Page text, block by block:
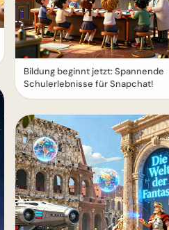
Bildung beginnt jetzt: Spannende
Schulerlebnisse für Snapchat!